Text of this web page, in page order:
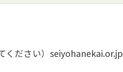
ください）seiyohanekai.or.jp